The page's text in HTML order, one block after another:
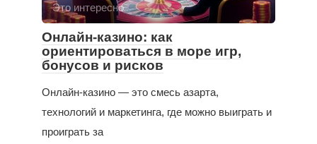
Это интересно
Онлайн-казино: как
ориентироваться в море игр,
бонусов и рисков
Онлайн-казино — это смесь азарта,
технологий и маркетинга, где можно выиграть и
проиграть за